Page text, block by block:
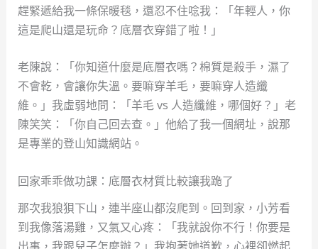
趕緊遞給我一條保暖毯，還忍不住唸我：「年輕人，你
這是爬山還是玩命？底層衣穿錯了啦！」
老陳說：「你知道什麼是底層衣嗎？棉質是殺手，濕了
不會乾，會讓你失溫。要嘛穿羊毛，要嘛穿人造纖
維。」我虛弱地問：「羊毛 vs 人造纖維，哪個好？」老
陳笑笑：「你自己回去查。」他給了我一個網址，說那
是專業的登山知識網站。
回家乖乖做功課：底層衣材質比較讓我跪了
那次我狼狽下山，連半座山都沒爬到。回到家，小芳看
到我像落湯雞，又氣又心疼：「我就說你不行！你要是